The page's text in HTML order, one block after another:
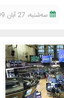
ﺳﻪشنبه، 27 آبان 1399 - 16:05